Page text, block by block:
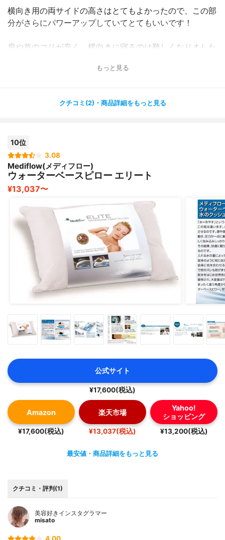
横向き用の両サイドの高さはとてもよかったので、この部
分がさらにパワーアップしていてとてもいいです！
肩や首のコリが辛く、横向きに寝るのは難しくなりました
夜中に目が覚めることもなく、寝起きにしっかり眠れたこ
専用のカバーも売っていますが、普通売っている市販の枕
もっと見る
クチコミ(2)・商品詳細をもっと見る
10位
3.08
Mediflow(メディフロー)
ウォーターベースピロー エリート
¥13,037〜
公式サイト
¥17,600(税込)
Amazon
¥17,600(税込)
楽天市場
¥13,037(税込)
Yahoo!
ショッピング
¥13,200(税込)
最安値・商品詳細をもっと見る
クチコミ・評判(1)
美容好きインスタグラマー
misato